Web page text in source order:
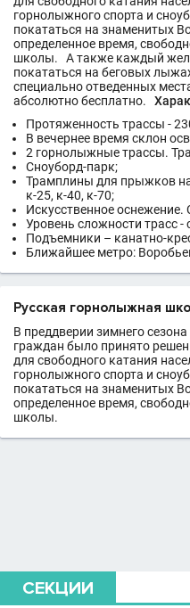
горнолыжного спорта и
покататься на знаменитых
определенное время,
школы. А также каждый
покататься на беговых
специально отведенных
абсолютно бесплатно.
Протяженность трассы -
В вечернее время склон
2 горнолыжные трассы.
Сноуборд-парк;
Трамплины для прыжков
к-25, к-40, к-70;
Искусственное оснежение.
Уровень сложности трасс -
Подъемники – канатно-
Ближайшее метро:
Русская горнолыжная
В преддверии зимнего
граждан было принято
для свободного катания
горнолыжного спорта и
покататься на знаменитых
определенное время,
школы.
СЕКЦИИ